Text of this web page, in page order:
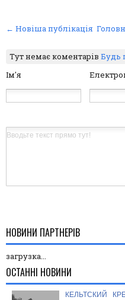
← Новіша публікація
Тут немає коментарівБудь
Ім'я
НОВИНИ ПАРТНЕРІВ
загрузка...
ОСТАННІ НОВИНИ
КЕЛЬТСКИЙ